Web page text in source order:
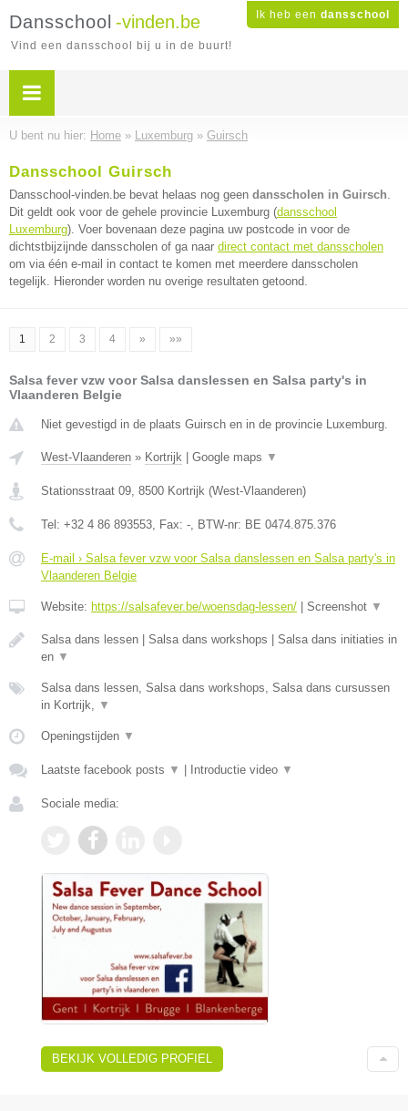
Ik heb een dansschool
Dansschool -vinden.be
Vind een dansschool bij u in de buurt!
U bent nu hier: Home » Luxemburg » Guirsch
Dansschool Guirsch
Dansschool-vinden.be bevat helaas nog geen dansscholen in Guirsch.
Dit geldt ook voor de gehele provincie Luxemburg (dansschool
Luxemburg). Voer bovenaan deze pagina uw postcode in voor de
dichtstbijzijnde dansscholen of ga naar direct contact met dansscholen
om via één e-mail in contact te komen met meerdere dansscholen
tegelijk. Hieronder worden nu overige resultaten getoond.
1 2 3 4 » »»
Salsa fever vzw voor Salsa danslessen en Salsa party's in
Vlaanderen Belgie
Niet gevestigd in de plaats Guirsch en in de provincie Luxemburg.
West-Vlaanderen » Kortrijk Google maps ▼
Stationsstraat 09, 8500 Kortrijk (West-Vlaanderen)
Tel: +32 4 86 893553, Fax: -, BTW-nr: BE 0474.875.376
E-mail › Salsa fever vzw voor Salsa danslessen en Salsa party's in
Vlaanderen Belgie
Website: https://salsafever.be/woensdag-lessen/ Screenshot ▼
Salsa dans lessen | Salsa dans workshops | Salsa dans initiaties in
en ▼
Salsa dans lessen, Salsa dans workshops, Salsa dans cursussen
in Kortrijk, ▼
Openingstijden ▼
Laatste facebook posts ▼ Introductie video ▼
Sociale media:
BEKIJK VOLLEDIG PROFIEL